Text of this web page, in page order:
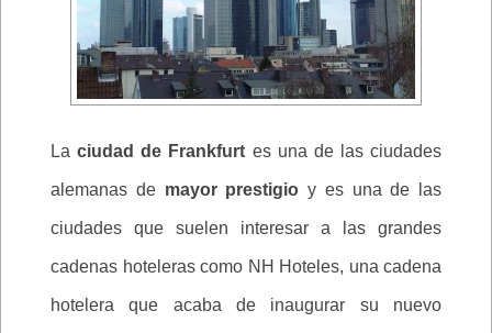
Laciudad de Frankfurt es una de las ciudades
alemanas de mayor prestigio y es una de las
ciudades que suelen interesar a las grandes
cadenas hoteleras como NH Hoteles, una cadena
hotelera que acaba de inaugurar su nuevo